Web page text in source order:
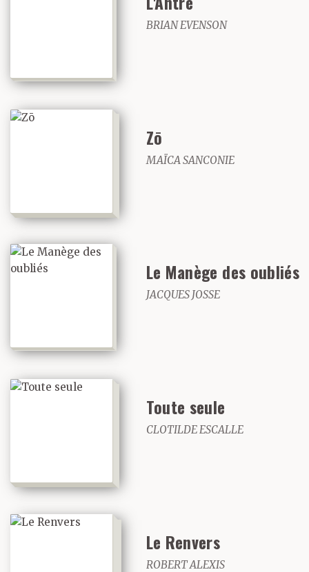
BRIAN EVENSON
Zō
MAÏCA SANCONIE
Le Manège des oubliés
JACQUES JOSSE
Toute seule
CLOTILDE ESCALLE
Le Renvers
ROBERT ALEXIS